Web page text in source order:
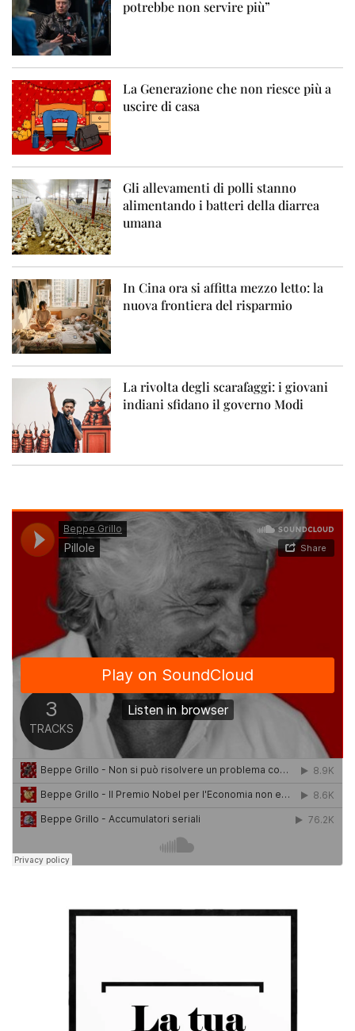
potrebbe non servire più”
La Generazione che non riesce più a
uscire di casa
Gli allevamenti di polli stanno
alimentando i batteri della diarrea
umana
In Cina ora si affitta mezzo letto: la
nuova frontiera del risparmio
La rivolta degli scarafaggi: i giovani
indiani sfidano il governo Modi